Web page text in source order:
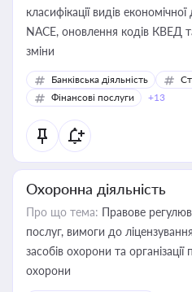
класифікації видів
NACE, оновлення кодів КВЕД
зміни
Банківська діяльність
Фінансові послуги
+13
Охоронна діяльність
Про що тема: Правове
послуг, вимоги до
засобів охорони та організації
охорони